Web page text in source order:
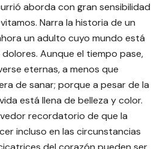
aborda con gran sensibilidad
Narra la historia de un
un adulto cuyo mundo está
Aunque el tiempo pase,
eternas, a menos que
de sanar; porque a pesar de la
está llena de belleza y color.
recordatorio de que la
incluso en las circunstancias